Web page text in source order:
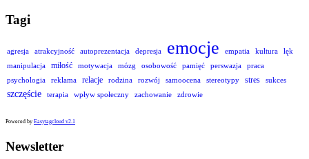
Tagi
agresja atrakcyjność autoprezentacja depresja emocje empatia kultura
lęk
manipulacja
miłość motywacja mózg osobowość pamięć perswazja
praca
psychologia
reklama relacje rodzina rozwój samoocena stereotypy stres sukces
szczęście terapia wpływ społeczny zachowanie zdrowie
Powered by Easytagcloud v2.1
Newsletter